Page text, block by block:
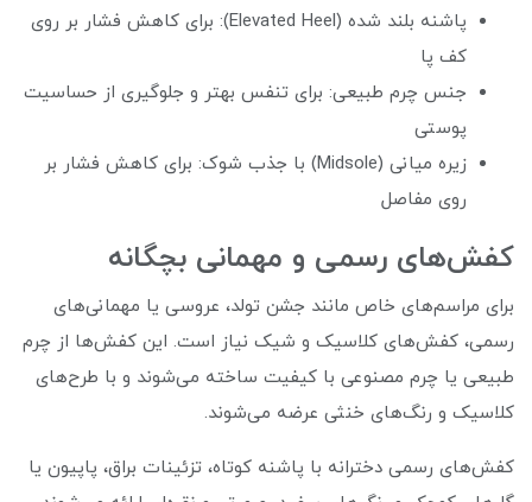
پاشنه بلند شده (Elevated Heel): برای کاهش فشار بر روی
کف پا
جنس چرم طبیعی: برای تنفس بهتر و جلوگیری از حساسیت
پوستی
زیره میانی (Midsole) با جذب شوک: برای کاهش فشار بر
روی مفاصل
کفش‌های رسمی و مهمانی بچگانه
برای مراسم‌های خاص مانند جشن تولد، عروسی یا مهمانی‌های
رسمی، کفش‌های کلاسیک و شیک نیاز است. این کفش‌ها از چرم
طبیعی یا چرم مصنوعی با کیفیت ساخته می‌شوند و با طرح‌های
کلاسیک و رنگ‌های خنثی عرضه می‌شوند.
کفش‌های رسمی دخترانه با پاشنه کوتاه، تزئینات براق، پاپیون یا